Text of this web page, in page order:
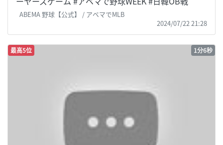
ABEMA 野球【公式】 / アベマでMLB
2024/07/22 21:28
最高5位 1分6秒